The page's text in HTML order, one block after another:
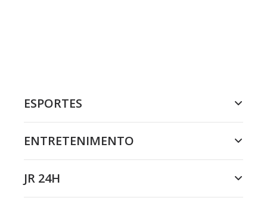
ESPORTES
ENTRETENIMENTO
JR 24H